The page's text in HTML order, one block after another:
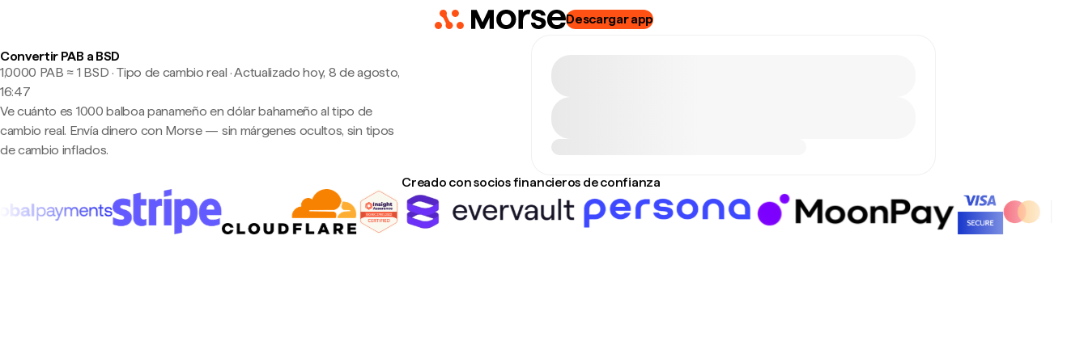
Descargar app
Convertir PAB a BSD
1,0000 PAB ≈ 1 BSD · Tipo de cambio real ·Actualizado hoy, 8 de agosto,
16:47
Ve cuánto es 1000 balboa panameño en dólar bahameño al tipo de
cambio real. Envía dinero con Morse — sin márgenes ocultos, sin tipos
de cambio inflados.
Creado con socios financieros de confianza